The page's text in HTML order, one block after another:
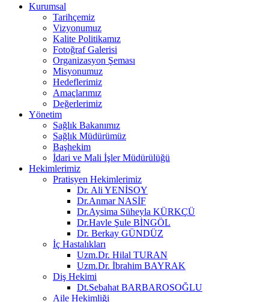
Kurumsal
Tarihçemiz
Vizyonumuz
Kalite Politikamız
Fotoğraf Galerisi
Organizasyon Şeması
Misyonumuz
Hedeflerimiz
Amaçlarımız
Değerlerimiz
Yönetim
Sağlık Bakanımız
Sağlık Müdürümüz
Başhekim
İdari ve Mali İşler Müdürülüğü
Hekimlerimiz
Pratisyen Hekimlerimiz
Dr. Ali YENİSOY
Dr.Anmar NASİF
Dr.Aysima Süheyla KÜRKÇÜ
Dr.Havle Şule BİNGÖL
Dr. Berkay GÜNDÜZ
İç Hastalıkları
Uzm.Dr. Hilal TURAN
Uzm.Dr. İbrahim BAYRAK
Diş Hekimi
Dt.Sebahat BARBAROSOĞLU
Aile Hekimliği